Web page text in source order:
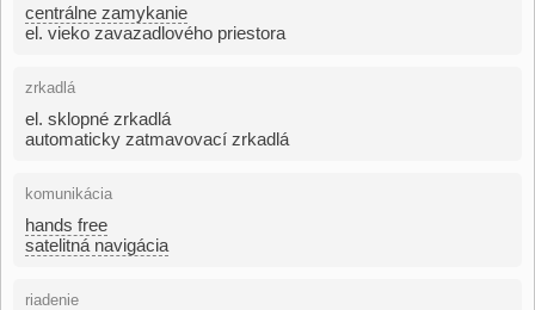
centrálne zamykanie
el. vieko zavazadlového priestora
zrkadlá
el. sklopné zrkadlá
automaticky zatmavovací zrkadlá
komunikácia
hands free
satelitná navigácia
riadenie